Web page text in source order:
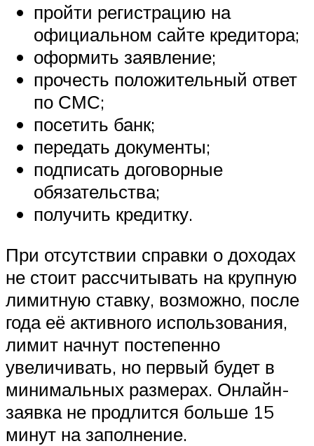
пройти регистрацию на
официальном сайте кредитора;
оформить заявление;
прочесть положительный ответ
по СМС;
посетить банк;
передать документы;
подписать договорные
обязательства;
получить кредитку.
При отсутствии справки о доходах
не стоит рассчитывать на крупную
лимитную ставку, возможно, после
года её активного использования,
лимит начнут постепенно
увеличивать, но первый будет в
минимальных размерах. Онлайн-
заявка не продлится больше 15
минут на заполнение.